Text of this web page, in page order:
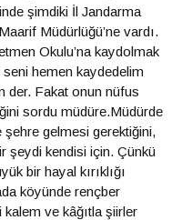
şimdiki İl Jandarma
Müdürlüğü’ne vardı.
Okulu’na kaydolmak
hemen kaydedelim
der. Fakat onun nüfus
sordu müdüre.Müdürde
şehre gelmesi gerektiğini,
şeydi kendisi için. Çünkü
bir hayal kırıklığı
köyünde rençber
kalem ve kâğıtla şiirler